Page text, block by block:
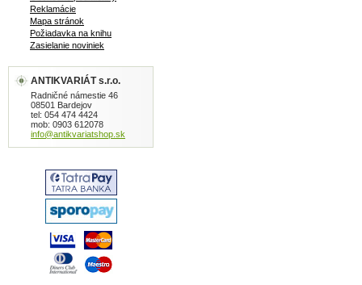
Reklamácie
Mapa stránok
Požiadavka na knihu
Zasielanie noviniek
ANTIKVARIÁT s.r.o.
Radničné námestie 46
08501 Bardejov
tel: 054 474 4424
mob: 0903 612078
info@antikvariatshop.sk